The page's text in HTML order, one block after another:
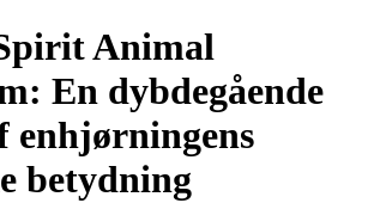
Animal
En dybdegående
enhjørningens
betydning